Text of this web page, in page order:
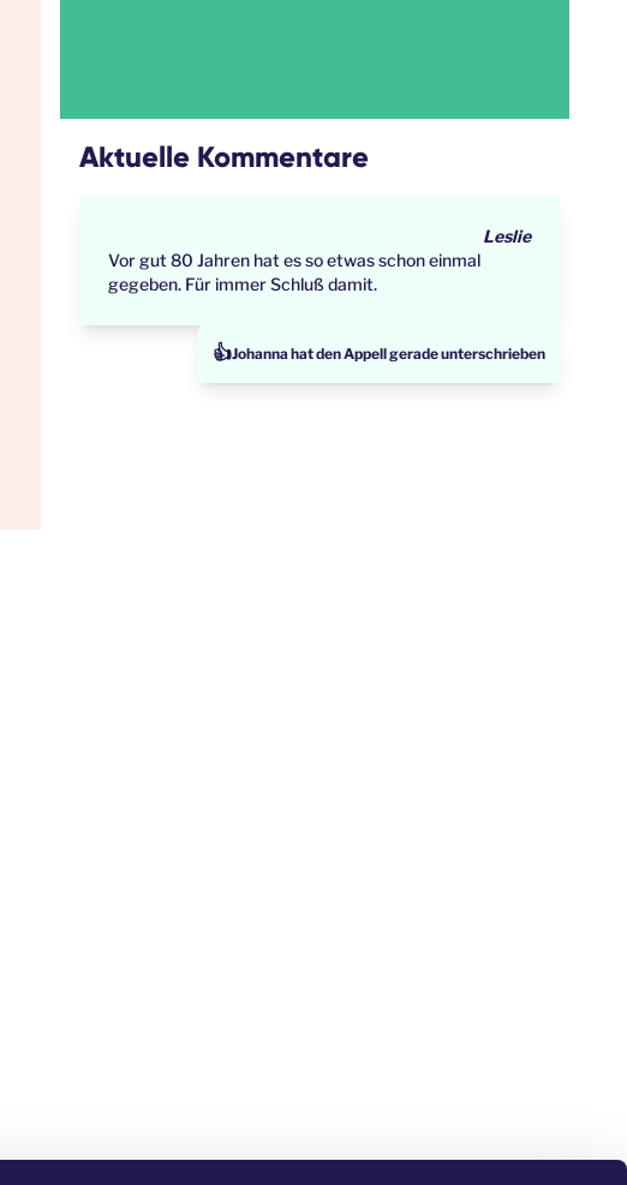
Aktuelle Kommentare
Leslie
Vor gut 80 Jahren hat es so etwas schon einmal
gegeben. Für immer Schluß damit.
👍Johanna hat den Appell gerade unterschrieben